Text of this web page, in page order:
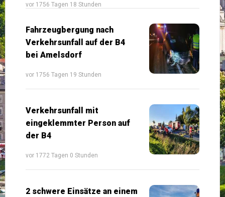
vor 1756 Tagen 18 Stunden
Fahrzeugbergung nach
Verkehrsunfall auf der B4
bei Amelsdorf
vor 1756 Tagen 19 Stunden
Verkehrsunfall mit
eingeklemmter Person auf
der B4
vor 1772 Tagen 0 Stunden
2 schwere Einsätze an einem